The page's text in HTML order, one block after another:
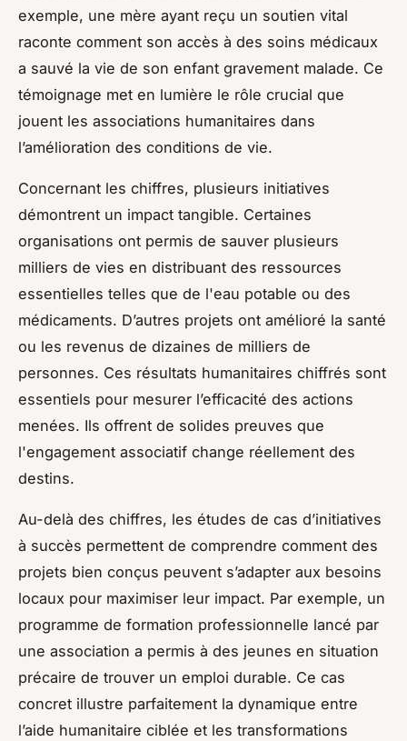
exemple, une mère ayant reçu un soutien vital
raconte comment son accès à des soins médicaux
a sauvé la vie de son enfant gravement malade. Ce
témoignage met en lumière le rôle crucial que
jouent les associations humanitaires dans
l’amélioration des conditions de vie.
Concernant les chiffres, plusieurs initiatives
démontrent un impact tangible. Certaines
organisations ont permis de sauver plusieurs
milliers de vies en distribuant des ressources
essentielles telles que de l'eau potable ou des
médicaments. D’autres projets ont amélioré la santé
ou les revenus de dizaines de milliers de
personnes. Ces résultats humanitaires chiffrés sont
essentiels pour mesurer l’efficacité des actions
menées. Ils offrent de solides preuves que
l'engagement associatif change réellement des
destins.
Au-delà des chiffres, les études de cas d’initiatives
à succès permettent de comprendre comment des
projets bien conçus peuvent s’adapter aux besoins
locaux pour maximiser leur impact. Par exemple, un
programme de formation professionnelle lancé par
une association a permis à des jeunes en situation
précaire de trouver un emploi durable. Ce cas
concret illustre parfaitement la dynamique entre
l’aide humanitaire ciblée et les transformations